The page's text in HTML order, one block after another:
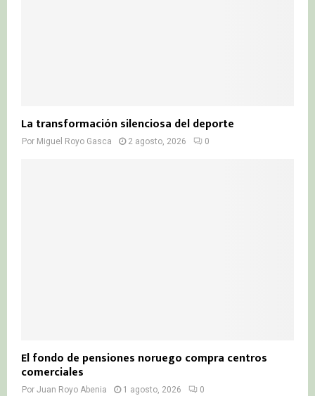
La transformación silenciosa del deporte
Por Miguel Royo Gasca 2 agosto, 2026 0
El fondo de pensiones noruego compra centros
comerciales
Por Juan Royo Abenia 1 agosto, 2026 0